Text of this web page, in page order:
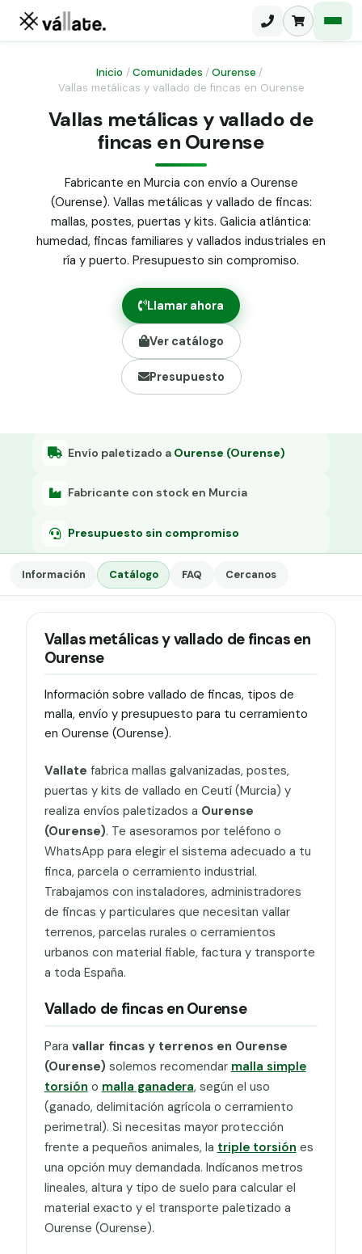
Malla ganadera
Malla simple torsión
Malla triple torsión
Panel malla H.
Puerta abatible dos hojas
Puerta acceso peatonal
Poste malla Hércules
Poste malla simple torsión
Alambre de espino galvanizado
Alambre liso galvanizado
Malla ocultación 70 g/m² verde
Abrazadera PVC malla H.
Grapa malla H.
Inicio /Comunidades /Ourense /
Vallas metálicas y vallado de fincas en Ourense
Vallas metálicas y vallado de
fincas en Ourense
Fabricante en Murcia con envío a Ourense
(Ourense). Vallas metálicas y vallado de fincas:
mallas, postes, puertas y kits. Galicia atlántica:
humedad, fincas familiares y vallados industriales en
ría y puerto. Presupuesto sin compromiso.
Llamar ahora
Ver catálogo
Presupuesto
Envío paletizado a Ourense (Ourense)
Fabricante con stock en Murcia
Presupuesto sin compromiso
Información Catálogo FAQ Cercanos
Vallas metálicas y vallado de fincas en
Ourense
Información sobre vallado de fincas, tipos de
malla, envío y presupuesto para tu cerramiento
en Ourense (Ourense).
Vallate fabrica mallas galvanizadas, postes,
puertas y kits de vallado en Ceutí (Murcia) y
realiza envíos paletizados a Ourense
(Ourense). Te asesoramos por teléfono o
WhatsApp para elegir el sistema adecuado a tu
finca, parcela o cerramiento industrial.
Trabajamos con instaladores, administradores
de fincas y particulares que necesitan vallar
terrenos, parcelas rurales o cerramientos
urbanos con material fiable, factura y transporte
a toda España.
Vallado de fincas en Ourense
Para vallar fincas y terrenos en Ourense
(Ourense) solemos recomendar malla simple
torsión o malla ganadera, según el uso
(ganado, delimitación agrícola o cerramiento
perimetral). Si necesitas mayor protección
frente a pequeños animales, la triple torsión es
una opción muy demandada. Indícanos metros
lineales, altura y tipo de suelo para calcular el
material exacto y el transporte paletizado a
Ourense (Ourense).